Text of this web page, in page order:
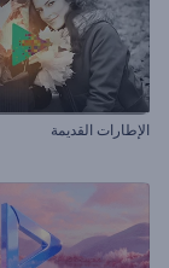
الإطارات القديمة